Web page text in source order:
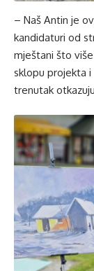
– Naš Antin je
kandidaturi od
mještani što
sklopu projekta i
trenutak